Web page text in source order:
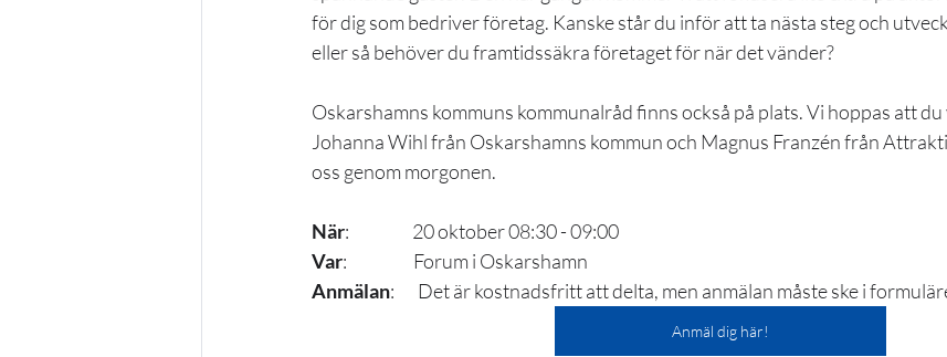
för dig som bedriver företag. Kanske står du inför att ta nästa steg och
eller så behöver du framtidssäkra företaget för när det vänder?
Oskarshamns kommuns kommunalråd finns också på plats. Vi hoppas att
Johanna Wihl från Oskarshamns kommun och Magnus Franzén från
oss genom morgonen.
När:                   20 oktober 08:30 - 09:00
Var:                    Forum i Oskarshamn
Anmälan:       Det är kostnadsfritt att delta, men anmälan måste ske i
Anmäl dig här!